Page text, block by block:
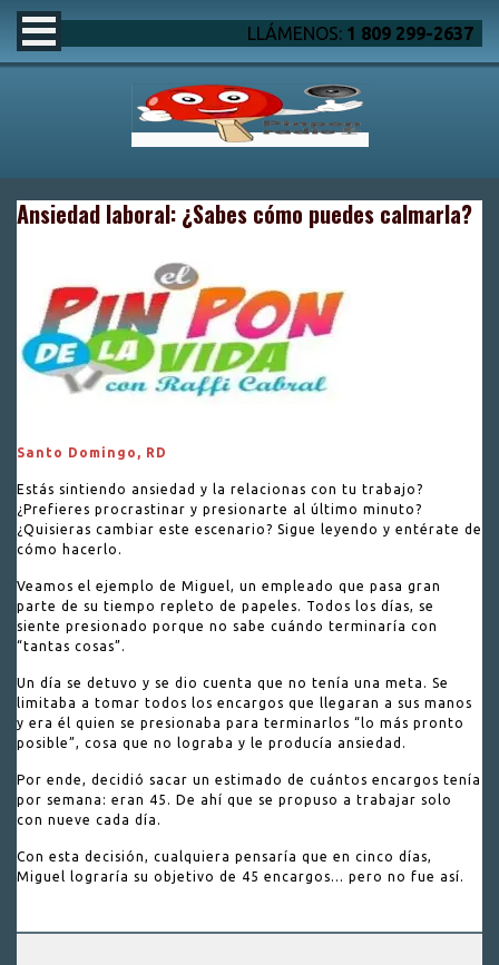
LLÁMENOS: 1 809 299-2637
Ansiedad laboral: ¿Sabes cómo puedes calmarla?
Santo Domingo, RD
Estás sintiendo ansiedad y la relacionas con tu trabajo?
¿Prefieres procrastinar y presionarte al último minuto?
¿Quisieras cambiar este escenario? Sigue leyendo y entérate de
cómo hacerlo.
Veamos el ejemplo de Miguel, un empleado que pasa gran
parte de su tiempo repleto de papeles. Todos los días, se
siente presionado porque no sabe cuándo terminaría con
“tantas cosas”.
Un día se detuvo y se dio cuenta que no tenía una meta. Se
limitaba a tomar todos los encargos que llegaran a sus manos
y era él quien se presionaba para terminarlos “lo más pronto
posible”, cosa que no lograba y le producía ansiedad.
Por ende, decidió sacar un estimado de cuántos encargos tenía
por semana: eran 45. De ahí que se propuso a trabajar solo
con nueve cada día.
Con esta decisión, cualquiera pensaría que en cinco días,
Miguel lograría su objetivo de 45 encargos… pero no fue así.